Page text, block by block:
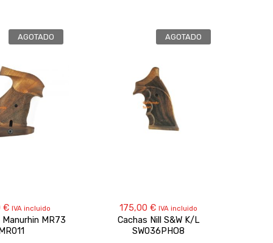
AGOTADO
€ IVA incluido
Manurhin MR73
MR011
AGOTADO
175,00 € IVA incluido
Cachas Nill S&W K/L
SW036PHO8